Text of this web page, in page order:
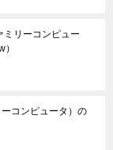
ミリーコンピュー
）
コンピュータ）の